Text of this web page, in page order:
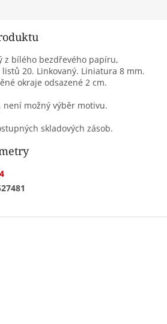
z bílého bezdřevého papíru,
20. Linkovaný. Liniatura 8 mm.
okraje odsazené 2 cm.
není možný výběr motivu.
skladových zásob.